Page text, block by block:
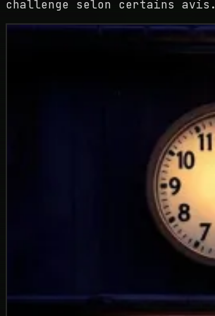
challenge selon certains avis.